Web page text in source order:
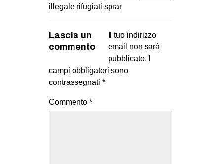
illegale rifugiati sprar
Lascia un
commento
Il tuo indirizzo
email non sarà
pubblicato.
campi obbligatori sono
contrassegnati *
Commento *